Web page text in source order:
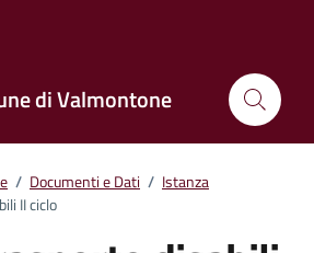
di Valmontone
/ Documenti e Dati / Istanza
II ciclo